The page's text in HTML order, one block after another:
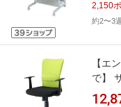
2,150
約2〜3
【エ
で】
ュチ